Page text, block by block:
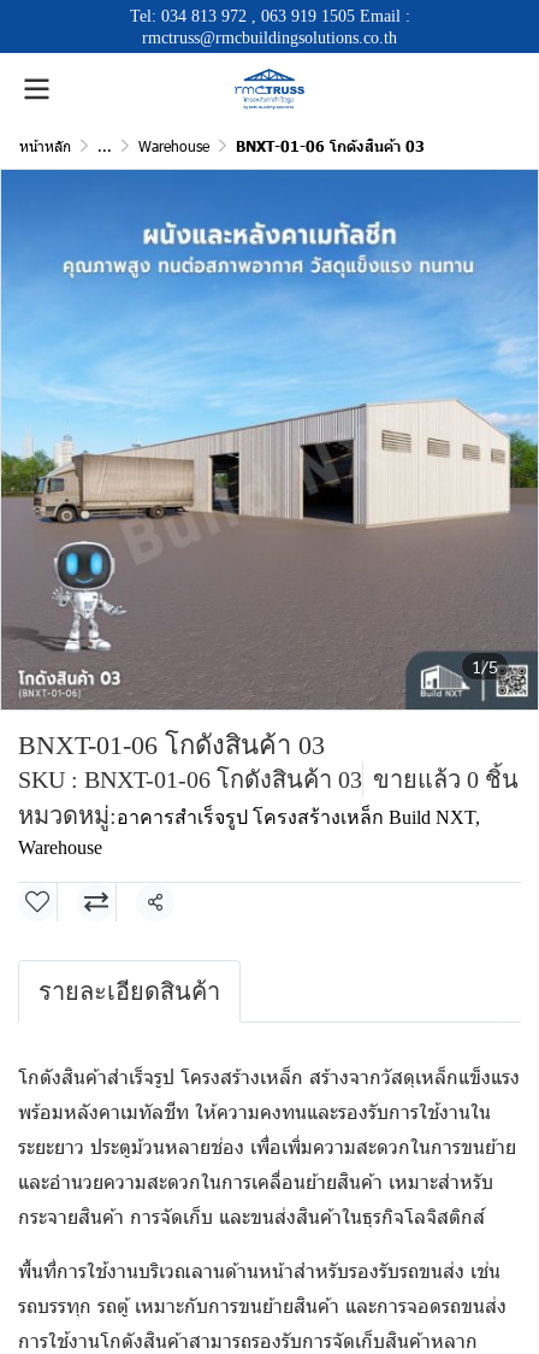
Tel: 034 813 972, 063 919 1505Email :
rmctruss@rmcbuildingsolutions.co.th
หน้าหลัก ... Warehouse BNXT-01-06 โกดังสินค้า 03
1/5
BNXT-01-06 โกดังสินค้า 03
SKU : BNXT-01-06 โกดังสินค้า 03 ขายแล้ว 0 ชิ้น
หมวดหมู่:อาคารสำเร็จรูป โครงสร้างเหล็ก Build NXT,
Warehouse
แชร์
รายละเอียดสินค้า
โกดังสินค้าสำเร็จรูป โครงสร้างเหล็ก สร้างจากวัสดุเหล็กแข็งแรง
พร้อมหลังคาเมทัลชีท ให้ความคงทนและรองรับการใช้งานใน
ระยะยาว ประตูม้วนหลายช่อง เพื่อเพิ่มความสะดวกในการขนย้าย
และอำนวยความสะดวกในการเคลื่อนย้ายสินค้า เหมาะสำหรับ
กระจายสินค้า การจัดเก็บ และขนส่งสินค้าในธุรกิจโลจิสติกส์
พื้นที่การใช้งานบริเวณลานด้านหน้าสำหรับรองรับรถขนส่ง เช่น
รถบรรทุก รถตู้ เหมาะกับการขนย้ายสินค้า และการจอดรถขนส่ง
การใช้งานโกดังสินค้าสามารถรองรับการจัดเก็บสินค้าหลาก